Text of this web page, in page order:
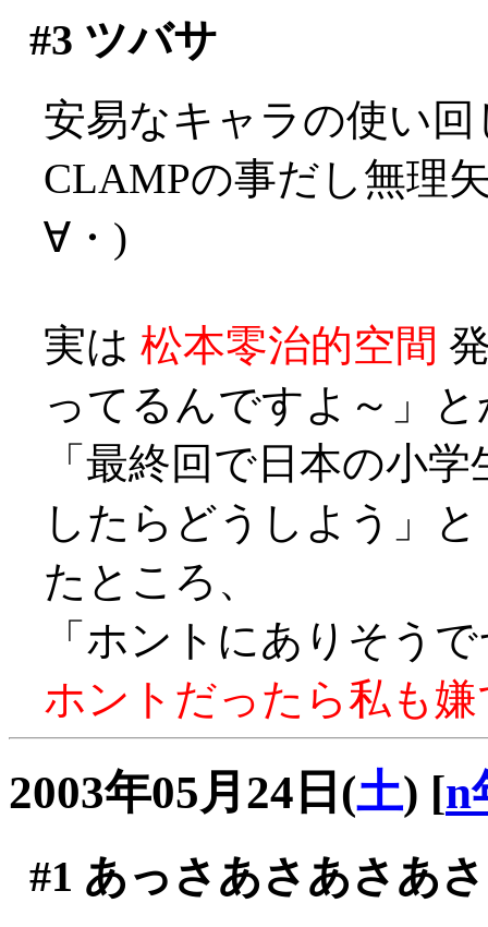
#3 ツバサ
安易なキャラの使い
CLAMPの事だし無理
∀・)
実は 松本零治的空間
ってるんですよ～」
「最終回で日本の小
したらどうしよう」と
たところ、
「ホントにありそう
ホントだったら私も嫌
2003年05月24日(土) [n
#1 あっさあさあさあ